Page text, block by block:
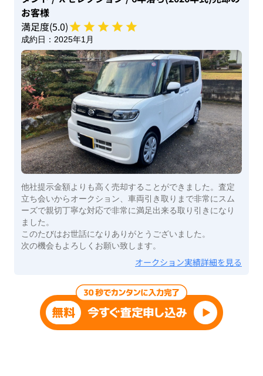
お客様
満足度(5.0)
成約日： 2025年1月
他社提示金額よりも高く売却することができました。査定
立ち会いからオークション、車両引き取りまで非常にスム
ーズで親切丁寧な対応で非常に満足出来る取り引きになり
ました。
このたびはお世話になりありがとうございました。
次の機会もよろしくお願い致します。
オークション実績詳細を見る